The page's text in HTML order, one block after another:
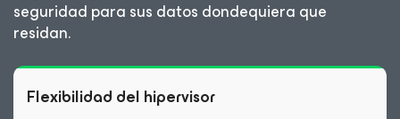
seguridad para sus datos dondequiera que
residan.
Flexibilidad del hipervisor